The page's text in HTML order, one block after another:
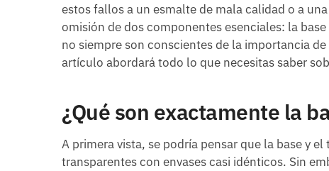
estos fallos a un esmalte de mala calidad o a
omisión de dos componentes esenciales: la
no siempre son conscientes de la importancia
artículo abordará todo lo que necesitas saber
¿Qué son exactamente la
A primera vista, se podría pensar que la base y
transparentes con envases casi idénticos. Sin